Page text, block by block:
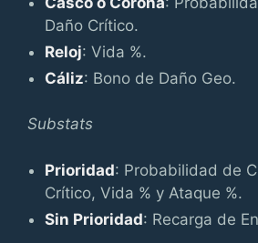
Daño Crítico.
Reloj: Vida %.
Cáliz: Bono de Daño Geo.
Substats
Prioridad: Probabilidad de
Crítico, Vida % y Ataque %.
Sin Prioridad: Recarga de